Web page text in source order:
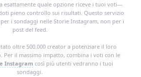
esattamente quale opzione riceve i tuoi voti—
pieno controllo sui risultati. Questo servizio
i sondaggi nelle Storie Instagram, non per i
post del feed.
oltre 500.000 creator a potenziare il loro
Per il massimo impatto, combina i voti con le
Instagram così più utenti vedranno i tuoi
sondaggi.